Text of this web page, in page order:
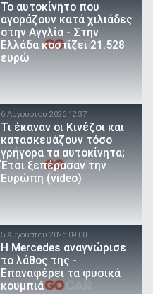
To αυτοκίνητο που
αγοράζουν κατά χιλιάδες
στην Αγγλία - Στην
Ελλάδα κοστίζει 21.528
ευρώ
6 Αυγούστου 2026 12:37
Τι έκαναν οι Κινέζοι και
κατασκευάζουν τόσο
γρήγορα τα αυτοκίνητα;
Έτσι ξεπέρασαν την
Ευρώπη (video)
5 Αυγούστου 2026 09:00
Η Mercedes αναγνώρισε
το λάθος της -
Επαναφέρει τα φυσικά
κουμπιά